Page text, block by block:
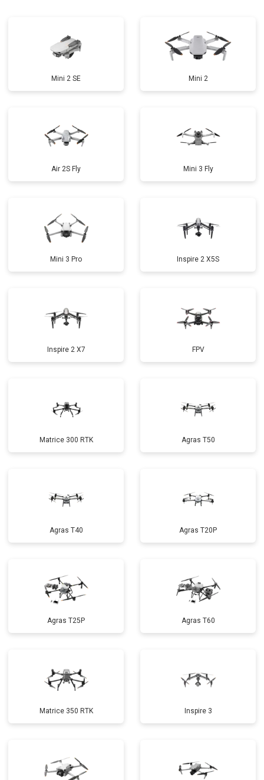
Mini 2 SE Mini 2
Air 2S Fly Mini 3 Fly
Mini 3 Pro Inspire 2 X5S
Inspire 2 X7 FPV
Matrice 300 RTK Agras T50
Agras T40 Agras T20P
Agras T25P Agras T60
Matrice 350 RTK Inspire 3